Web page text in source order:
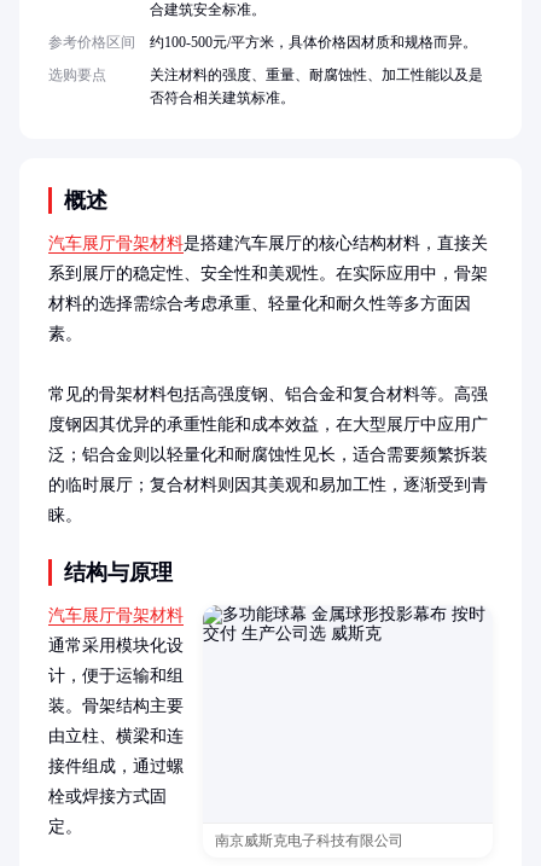
概述
汽车展厅骨架材料是搭建汽车展厅的核心结构材料，直接关
系到展厅的稳定性、安全性和美观性。在实际应用中，骨架
材料的选择需综合考虑承重、轻量化和耐久性等多方面因
素。
常见的骨架材料包括高强度钢、铝合金和复合材料等。高强
度钢因其优异的承重性能和成本效益，在大型展厅中应用广
泛；铝合金则以轻量化和耐腐蚀性见长，适合需要频繁拆装
的临时展厅；复合材料则因其美观和易加工性，逐渐受到青
睐。
结构与原理
南京威斯克电子科技有限公司
汽车展厅骨架材料
通常采用模块化设
计，便于运输和组
装。骨架结构主要
由立柱、横梁和连
接件组成，通过螺
栓或焊接方式固
定。
合建筑安全标准。
参考价格区间
约100-500元/平方米，具体价格因材质和规格而异。
选购要点
关注材料的强度、重量、耐腐蚀性、加工性能以及是
否符合相关建筑标准。